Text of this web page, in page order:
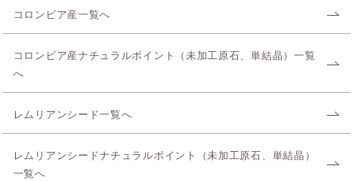
コロンビア産一覧へ
コロンビア産ナチュラルポイント（未加工原石、単結晶）一覧
へ
レムリアンシード一覧へ
レムリアンシードナチュラルポイント（未加工原石、単結晶）
一覧へ